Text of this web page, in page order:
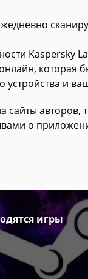
Kaspersky
которая
устройства и
сайты авторов,
о
игры